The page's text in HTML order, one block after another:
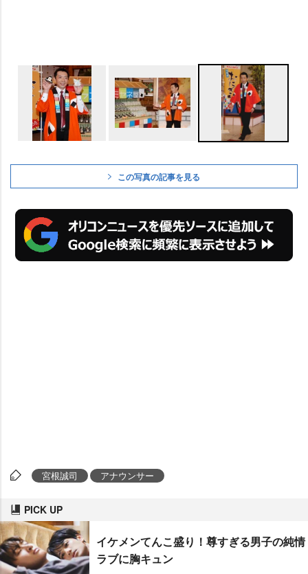
この写真の記事を見る
宮根誠司 アナウンサー
PICK UP
イケメンてんこ盛り！尊すぎる男子の純情
ラブに胸キュン